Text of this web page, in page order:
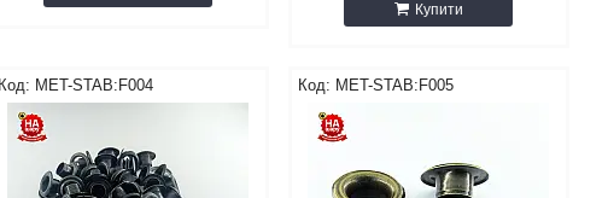
Купити
MET-STAB:F004 MET-STAB:F005